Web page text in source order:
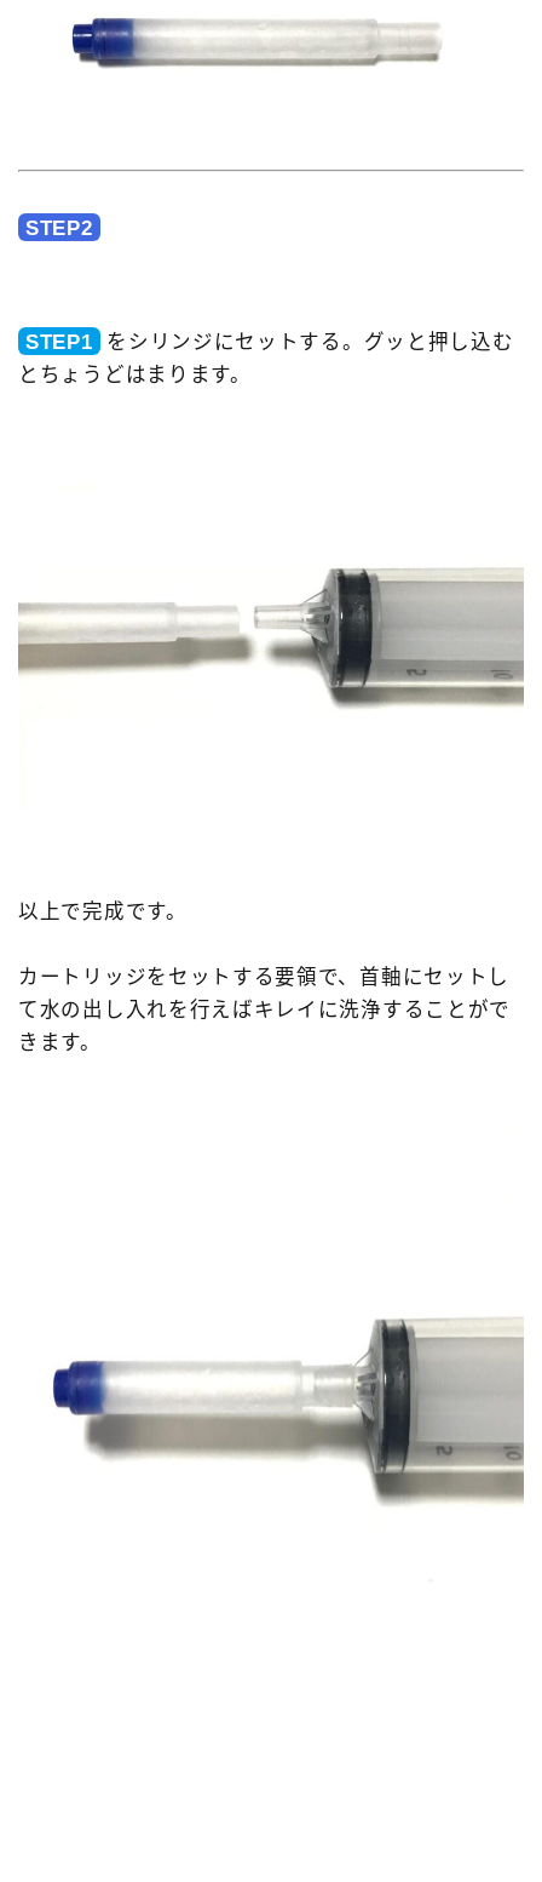
STEP2
STEP1
をシリンジにセットする。グッと押し込む
とちょうどはまります。
以上で完成です。
カートリッジをセットする要領で、首軸にセットし
て水の出し入れを行えばキレイに洗浄することがで
きます。